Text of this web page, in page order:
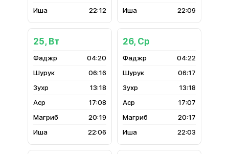
22:12
22:09
25, Вт
04:20
06:16
13:18
17:08
20:19
22:06
26, Ср
04:22
06:17
13:18
17:07
20:17
22:03